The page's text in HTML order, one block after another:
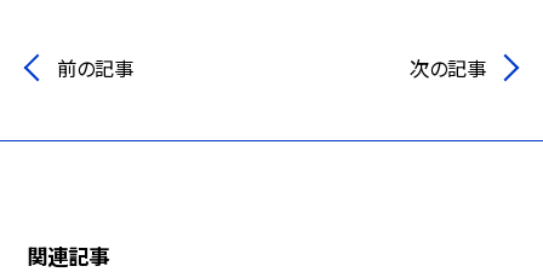
前の記事 次の記事
関連記事